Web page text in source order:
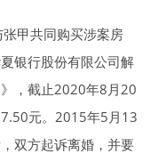
甲共同购买涉案房
银行股份有限公司解
，截止2020年8月20
元。2015年5月13
双方起诉离婚，并要